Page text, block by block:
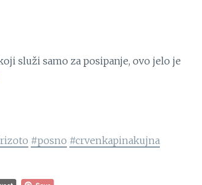
služi samo za posipanje, ovo jelo je
#posno #crvenkapinakujna